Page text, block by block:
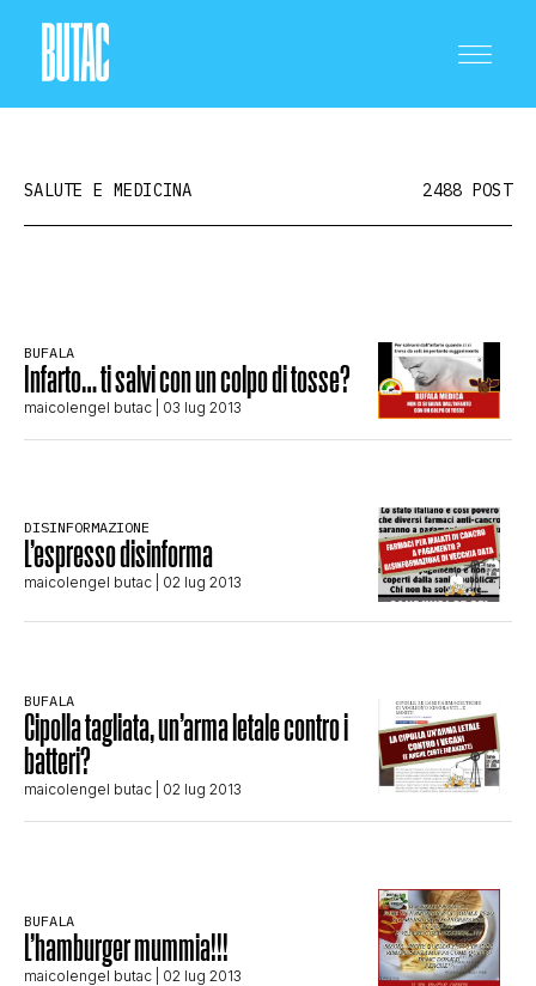
SCIENZA E TECNOLOGIA
STORIA E CITAZIONI
COMPLOTTI, LEGGENDE URBANE ED
EVERGREEN
EDITORIALI
SALUTE E MEDICINA 2488 POST
BUFALA
Infarto… ti salvi con un colpo di tosse?
maicolengel butac | 03 lug 2013
DISINFORMAZIONE
L’espresso disinforma
maicolengel butac | 02 lug 2013
BUFALA
Cipolla tagliata, un’arma letale contro i
batteri?
maicolengel butac | 02 lug 2013
BUFALA
L’hamburger mummia!!!
maicolengel butac | 02 lug 2013